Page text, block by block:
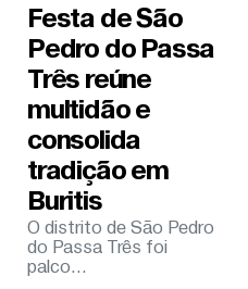
Festa de São
Pedro do Passa
Três reúne
multidão e
consolida
tradição em
Buritis
O distrito de São Pedro
do Passa Três foi
palco...